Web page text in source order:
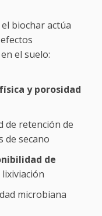
biochar actúa
el suelo:
y porosidad
de retención de
de secano
de
microbiana